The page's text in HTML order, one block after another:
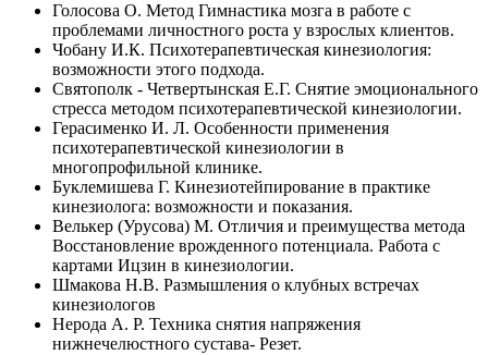
Голосова О. Метод Гимнастика мозга в работе с
проблемами личностного роста у взрослых клиентов.
Чобану И.К. Психотерапевтическая кинезиология:
возможности этого подхода.
Святополк - Четвертынская Е.Г. Снятие эмоционального
стресса методом психотерапевтической кинезиологии.
Герасименко И. Л. Особенности применения
психотерапевтической кинезиологии в
многопрофильной клинике.
Буклемишева Г. Кинезиотейпирование в практике
кинезиолога: возможности и показания.
Велькер (Урусова) М. Отличия и преимущества метода
Восстановление врожденного потенциала. Работа с
картами Ицзин в кинезиологии.
Шмакова Н.В. Размышления о клубных встречах
кинезиологов
Нерода А. Р. Техника снятия напряжения
нижнечелюстного сустава- Резет.